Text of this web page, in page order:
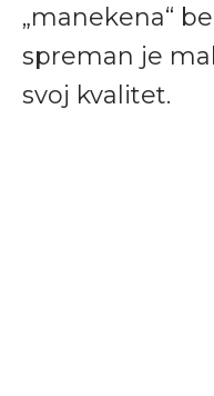
„manekena“
spreman je
svoj kvalitet.